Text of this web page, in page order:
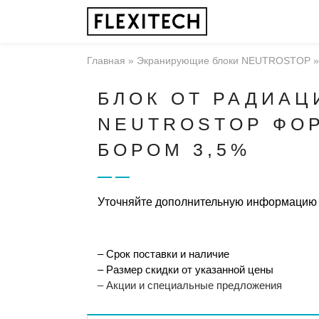
Главная » Экранирующие блоки NEUTROSTOP
БЛОК ОТ
NEUTROSTOP
БОРОМ 3,5%
Уточняйте дополнительную информацию
– Срок поставки и наличие
– Размер скидки от указанной цены
– Акции и специальные предложения